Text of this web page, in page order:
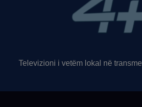
Televizioni i vetëm lokal në